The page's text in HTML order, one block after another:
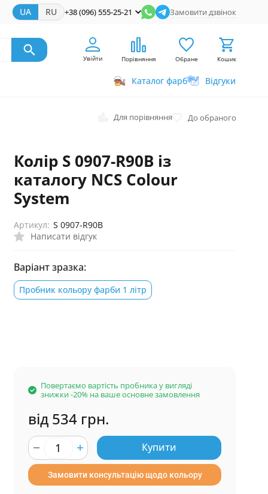
UA RU +38 (096) 555-25-21 Замовити дзвінок
Увійти Порівняння Обране Кошик
Каталог фарб Відгуки
Для порівняння До обраного
Колір S 0907-R90B із
каталогу NCS Colour
System
Написати відгук
Артикул: S 0907-R90B
Варіант зразка:
Пробник кольору фарби 1 літр
Повертаємо вартість пробника у вигляді
знижки -20% на ваше основне замовлення
від 534 грн.
Купити
Замовити консультацію щодо кольору